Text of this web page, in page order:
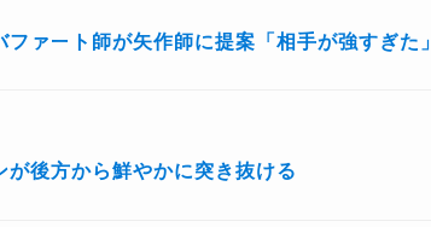
ァート師が矢作師に提案「相手が強すぎた」
が後方から鮮やかに突き抜ける